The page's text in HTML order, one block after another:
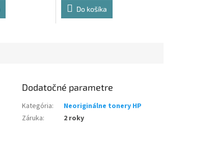
Do košíka
Dodatočné parametre
Kategória:
Neoriginálne tonery HP
Záruka: 2 roky